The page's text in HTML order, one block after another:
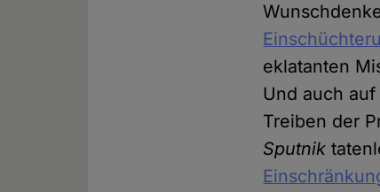
eklatanten
Und auch
Treiben der
Sputnik